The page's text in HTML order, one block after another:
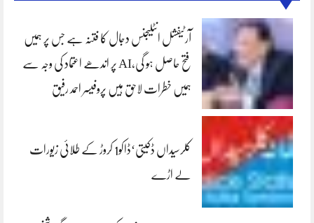
آرٹیفشل انٹلیجنس دجال کا فتنہ ہے جس پر ہمیں
فتح حاصل ہو گی،AI پر اندھے اعتماد کی وجہ سے
ہمیں خطرات لاحق ہیں پروفیسر احمد رفیق
کلرسیداں ڈکیتی‘ڈاکو1 کروڑ کے طلائی زیورات
لے اڑے